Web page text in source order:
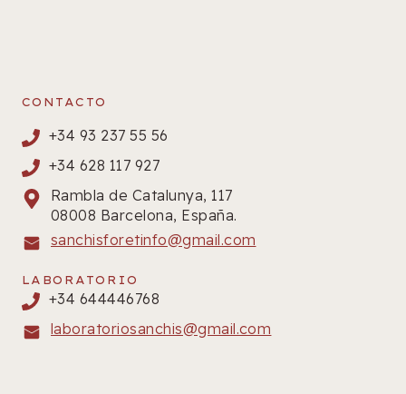
CONTACTO
+34 93 237 55 56
+34 628 117 927
Rambla de Catalunya, 117
08008 Barcelona, España.
sanchisforetinfo@gmail.com
LABORATORIO
+34 644446768
laboratoriosanchis@gmail.com